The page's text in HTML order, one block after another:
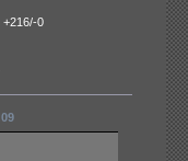
+216/-0